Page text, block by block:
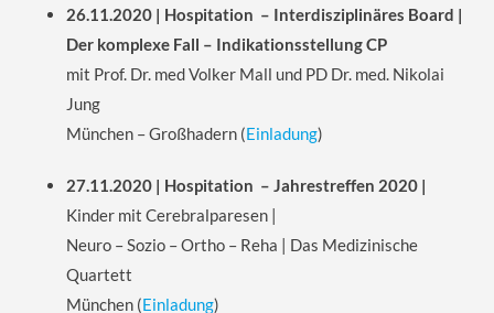
26.11.2020 | Hospitation – Interdisziplinäres Board |
Der komplexe Fall – Indikationsstellung CP
mit Prof. Dr. med Volker Mall und PD Dr. med. Nikolai
Jung
München – Großhadern (Einladung)
27.11.2020 | Hospitation – Jahrestreffen 2020 |
Kinder mit Cerebralparesen |
Neuro – Sozio – Ortho – Reha | Das Medizinische
Quartett
München (Einladung)